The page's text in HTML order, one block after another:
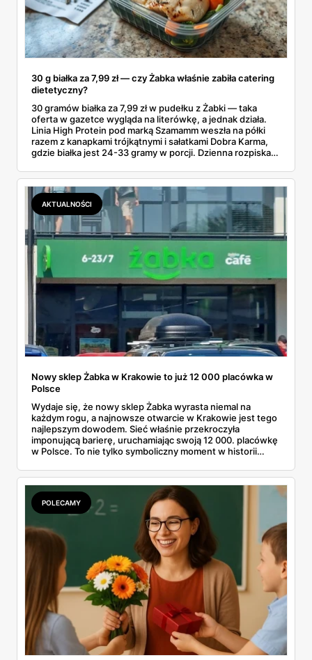
30 g białka za 7,99 zł — czy Żabka właśnie zabiła catering
dietetyczny?
30 gramów białka za 7,99 zł w pudełku z Żabki — taka
oferta w gazetce wygląda na literówkę, a jednak działa.
Linia High Protein pod marką Szamamm weszła na półki
razem z kanapkami trójkątnymi i sałatkami Dobra Karma,
gdzie białka jest 24-33 gramy w porcji. Dzienna rozpiska
catering dietetyczny zaczyna się od 60. Liczby same
proszą o porównanie — gotowce z rogu ulicy kontra
pudełko od kuriera.
AKTUALNOŚCI
Nowy sklep Żabka w Krakowie to już 12 000 placówka w
Polsce
Wydaje się, że nowy sklep Żabka wyrasta niemal na
każdym rogu, a najnowsze otwarcie w Krakowie jest tego
najlepszym dowodem. Sieć właśnie przekroczyła
imponującą barierę, uruchamiając swoją 12 000. placówkę
w Polsce. To nie tylko symboliczny moment w historii
franczyzobiorców – Żabka przyspiesza i planuje otwierać
ponad tysiąc sklepów rocznie. Co to oznacza w praktyce
dla nas wszystkich?
POLECAMY